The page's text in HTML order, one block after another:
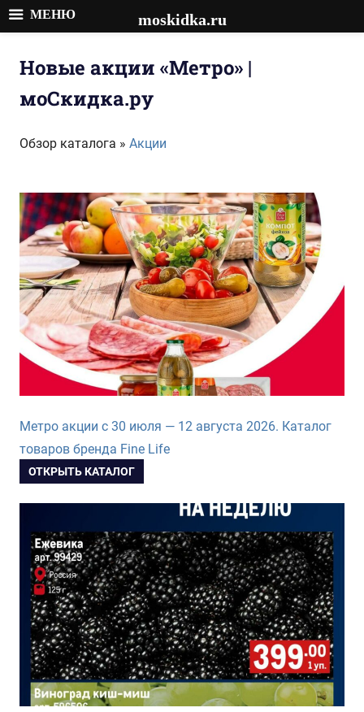
Новые акции «Метро» |
моСкидка.ру
Обзор каталога » Акции
Метро акции с 30 июля — 12 августа 2026. Каталог
товаров бренда Fine Life
ОТКРЫТЬ КАТАЛОГ
МЕНЮ moskidka.ru